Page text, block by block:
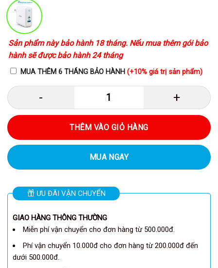
Sản phẩm này bảo hành 18 tháng. Nếu mua thêm gói bảo
hành sẽ được bảo hành 24 tháng
MUA THÊM 6 THÁNG BẢO HÀNH (+10% giá trị sản phẩm)
Anker A2322 - Củ sạc nhanh
THÊM VÀO GIỎ HÀNG
MUA NGAY
ƯU ĐÃI VẬN CHUYỂN
GIAO HÀNG THÔNG THƯỜNG
Miễn phí vận chuyển cho đơn hàng từ 500.000đ.
Phí vận chuyển 10.000đ cho đơn hàng từ 200.000đ đến
dưới 500.000đ.